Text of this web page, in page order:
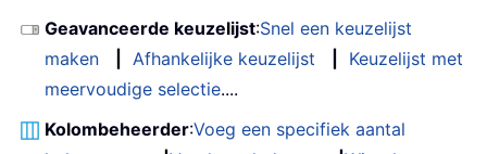
Geavanceerde keuzelijst:Snel een keuzelijst
maken
Afhankelijke keuzelijst
Keuzelijst met
meervoudige selectie....
Kolombeheerder:Voeg een specifiek aantal